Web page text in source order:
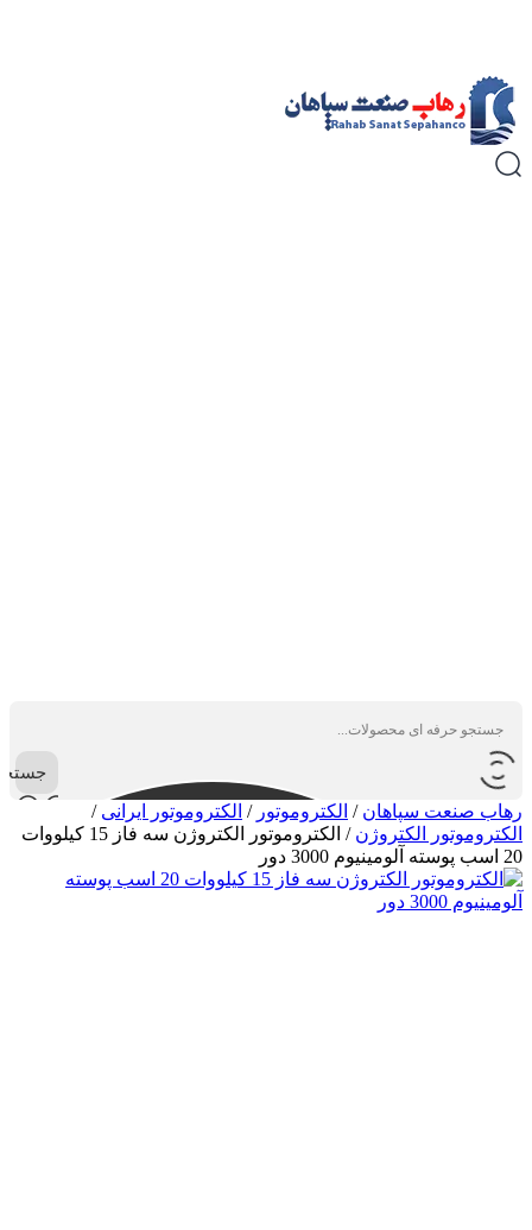
رهاب صنعت سپاهان / الکتروموتور / الکتروموتور ایرانی /
الکتروموتور الکتروژن /
الکتروموتور الکتروژن سه فاز 15 کیلووات
20 اسب پوسته آلومینیوم 3000 دور